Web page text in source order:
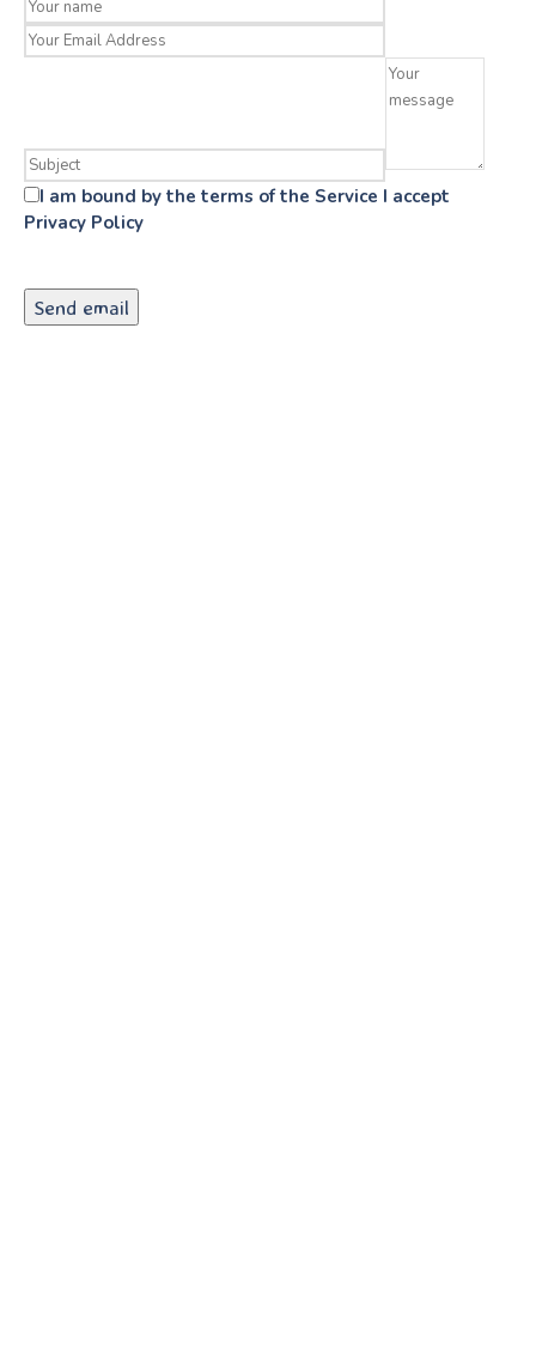
I am bound by the terms of the Service I accept
Privacy Policy